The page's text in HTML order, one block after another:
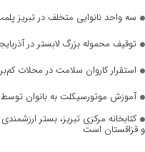
سه واحد نانوایی متخلف در تبریز
توقیف محموله بزرگ لابستر در
استقرار کاروان سلامت در محلات
آموزش موتورسیکلت به بانوان توسط
کتابخانه مرکزی تبریز، بستر
و قزاقستان است